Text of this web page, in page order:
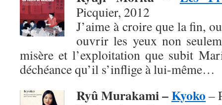
Picquier, 2012
J’aime à croire que la fin,
ouvrir les yeux non
misère et l’exploitation que subit
déchéance qu’il s’inflige à lui-même…
Ryû Murakami –Kyoko –